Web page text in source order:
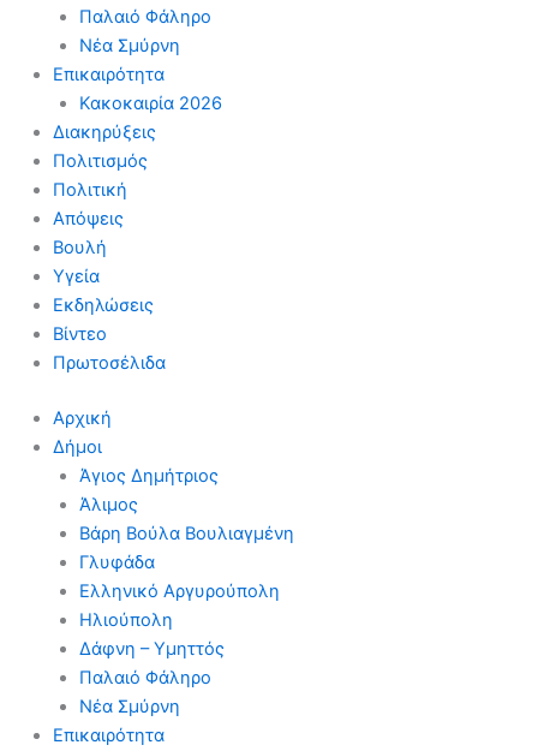
Παλαιό Φάληρο
Νέα Σμύρνη
Επικαιρότητα
Κακοκαιρία 2026
Διακηρύξεις
Πολιτισμός
Πολιτική
Απόψεις
Βουλή
Υγεία
Εκδηλώσεις
Βίντεο
Πρωτοσέλιδα
Αρχική
Δήμοι
Άγιος Δημήτριος
Άλιμος
Βάρη Βούλα Βουλιαγμένη
Γλυφάδα
Ελληνικό Αργυρούπολη
Ηλιούπολη
Δάφνη – Υμηττός
Παλαιό Φάληρο
Νέα Σμύρνη
Επικαιρότητα